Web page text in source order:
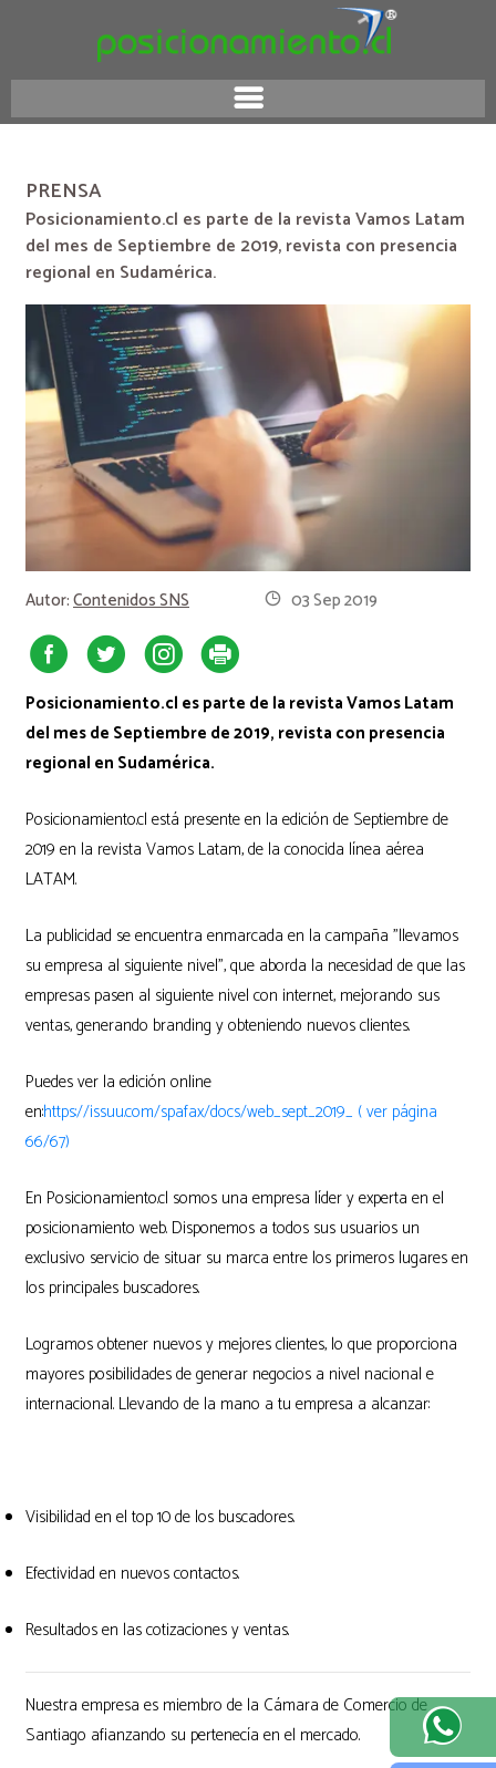
PRENSA
Posicionamiento.cl es parte de la revista Vamos Latam
del mes de Septiembre de 2019, revista con presencia
regional en Sudamérica.
Autor:Contenidos SNS 03 Sep 2019
Posicionamiento.cl es parte de la revista Vamos Latam
del mes de Septiembre de 2019, revista con presencia
regional en Sudamérica.
Posicionamiento.cl está presente en la edición de Septiembre de
2019 en la revista Vamos Latam, de la conocida línea aérea
LATAM.
La publicidad se encuentra enmarcada en la campaña "llevamos
su empresa al siguiente nivel", que aborda la necesidad de que las
empresas pasen al siguiente nivel con internet, mejorando sus
ventas, generando branding y obteniendo nuevos clientes.
Puedes ver la edición online
en:https://issuu.com/spafax/docs/web_sept_2019_ ( ver página
66/67)
En Posicionamiento.cl somos una empresa líder y experta en el
posicionamiento web. Disponemos a todos sus usuarios un
exclusivo servicio de situar su marca entre los primeros lugares en
los principales buscadores.
Logramos obtener nuevos y mejores clientes, lo que proporciona
mayores posibilidades de generar negocios a nivel nacional e
internacional. Llevando de la mano a tu empresa a alcanzar:
Visibilidad en el top 10 de los buscadores.
Efectividad en nuevos contactos.
Resultados en las cotizaciones y ventas.
Nuestra empresa es miembro de la Cámara de Comercio de
Santiago afianzando su pertenecía en el mercado.